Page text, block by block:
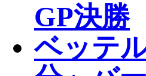
GP決勝
ベッテ